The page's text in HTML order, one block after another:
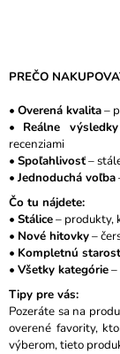
PREČO
• Overená kvalita–
• Reálne výsledky
recenziami
• Spoľahlivosť–
• Jednoduchá voľba
Čo tu nájdete:
• Stálice– produkty,
• Nové hitovky–
• Kompletnú
• Všetky kategórie
Tipy pre vás:
Pozeráte sa na
overené favority,
výberom, tieto